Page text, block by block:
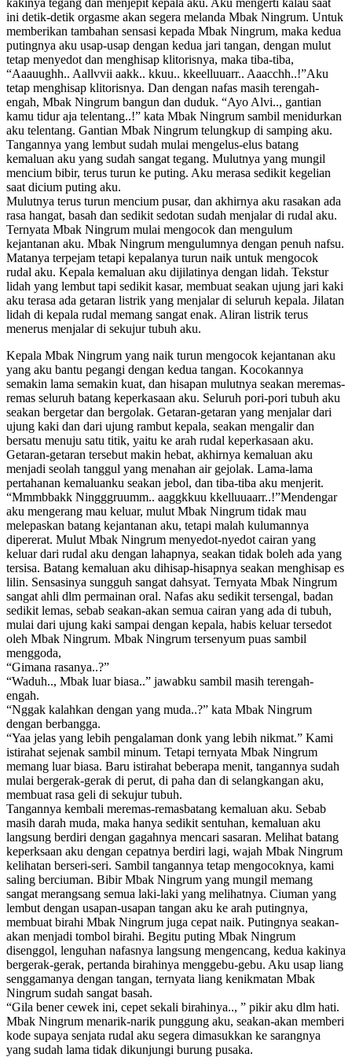
ini detik-detik orgasme akan segera melanda Mbak Ningrum. Untuk
memberikan tambahan sensasi kepada Mbak Ningrum, maka kedua
putingnya aku usap-usap dengan kedua jari tangan, dengan mulut
tetap menyedot dan menghisap klitorisnya, maka tiba-tiba,
“Aaauughh.. Aallvvii aakk.. kkuu.. kkeelluuarr.. Aaacchh..!”Aku
tetap menghisap klitorisnya. Dan dengan nafas masih terengah-
engah, Mbak Ningrum bangun dan duduk. “Ayo Alvi.., gantian
kamu tidur aja telentang..!” kata Mbak Ningrum sambil menidurkan
aku telentang. Gantian Mbak Ningrum telungkup di samping aku.
Tangannya yang lembut sudah mulai mengelus-elus batang
kemaluan aku yang sudah sangat tegang. Mulutnya yang mungil
mencium bibir, terus turun ke puting. Aku merasa sedikit kegelian
saat dicium puting aku.
Mulutnya terus turun mencium pusar, dan akhirnya aku rasakan ada
rasa hangat, basah dan sedikit sedotan sudah menjalar di rudal aku.
Ternyata Mbak Ningrum mulai mengocok dan mengulum
kejantanan aku. Mbak Ningrum mengulumnya dengan penuh nafsu.
Matanya terpejam tetapi kepalanya turun naik untuk mengocok
rudal aku. Kepala kemaluan aku dijilatinya dengan lidah. Tekstur
lidah yang lembut tapi sedikit kasar, membuat seakan ujung jari kaki
aku terasa ada getaran listrik yang menjalar di seluruh kepala. Jilatan
lidah di kepala rudal memang sangat enak. Aliran listrik terus
menerus menjalar di sekujur tubuh aku.
Kepala Mbak Ningrum yang naik turun mengocok kejantanan aku
yang aku bantu pegangi dengan kedua tangan. Kocokannya
semakin lama semakin kuat, dan hisapan mulutnya seakan meremas-
remas seluruh batang keperkasaan aku. Seluruh pori-pori tubuh aku
seakan bergetar dan bergolak. Getaran-getaran yang menjalar dari
ujung kaki dan dari ujung rambut kepala, seakan mengalir dan
bersatu menuju satu titik, yaitu ke arah rudal keperkasaan aku.
Getaran-getaran tersebut makin hebat, akhirnya kemaluan aku
menjadi seolah tanggul yang menahan air gejolak. Lama-lama
pertahanan kemaluanku seakan jebol, dan tiba-tiba aku menjerit.
“Mmmbbakk Ningggruumm.. aaggkkuu kkelluuaarr..!”Mendengar
aku mengerang mau keluar, mulut Mbak Ningrum tidak mau
melepaskan batang kejantanan aku, tetapi malah kulumannya
dipererat. Mulut Mbak Ningrum menyedot-nyedot cairan yang
keluar dari rudal aku dengan lahapnya, seakan tidak boleh ada yang
tersisa. Batang kemaluan aku dihisap-hisapnya seakan menghisap es
lilin. Sensasinya sungguh sangat dahsyat. Ternyata Mbak Ningrum
sangat ahli dlm permainan oral. Nafas aku sedikit tersengal, badan
sedikit lemas, sebab seakan-akan semua cairan yang ada di tubuh,
mulai dari ujung kaki sampai dengan kepala, habis keluar tersedot
oleh Mbak Ningrum. Mbak Ningrum tersenyum puas sambil
menggoda,
“Gimana rasanya..?”
“Waduh.., Mbak luar biasa..” jawabku sambil masih terengah-
engah.
“Nggak kalahkan dengan yang muda..?” kata Mbak Ningrum
dengan berbangga.
“Yaa jelas yang lebih pengalaman donk yang lebih nikmat.” Kami
istirahat sejenak sambil minum. Tetapi ternyata Mbak Ningrum
memang luar biasa. Baru istirahat beberapa menit, tangannya sudah
mulai bergerak-gerak di perut, di paha dan di selangkangan aku,
membuat rasa geli di sekujur tubuh.
Tangannya kembali meremas-remasbatang kemaluan aku. Sebab
masih darah muda, maka hanya sedikit sentuhan, kemaluan aku
langsung berdiri dengan gagahnya mencari sasaran. Melihat batang
keperksaan aku dengan cepatnya berdiri lagi, wajah Mbak Ningrum
kelihatan berseri-seri. Sambil tangannya tetap mengocoknya, kami
saling berciuman. Bibir Mbak Ningrum yang mungil memang
sangat merangsang semua laki-laki yang melihatnya. Ciuman yang
lembut dengan usapan-usapan tangan aku ke arah putingnya,
membuat birahi Mbak Ningrum juga cepat naik. Putingnya seakan-
akan menjadi tombol birahi. Begitu puting Mbak Ningrum
disenggol, lenguhan nafasnya langsung mengencang, kedua kakinya
bergerak-gerak, pertanda birahinya menggebu-gebu. Aku usap liang
senggamanya dengan tangan, ternyata liang kenikmatan Mbak
Ningrum sudah sangat basah.
“Gila bener cewek ini, cepet sekali birahinya.., ” pikir aku dlm hati.
Mbak Ningrum menarik-narik punggung aku, seakan-akan memberi
kode supaya senjata rudal aku segera dimasukkan ke sarangnya
yang sudah lama tidak dikunjungi burung pusaka.